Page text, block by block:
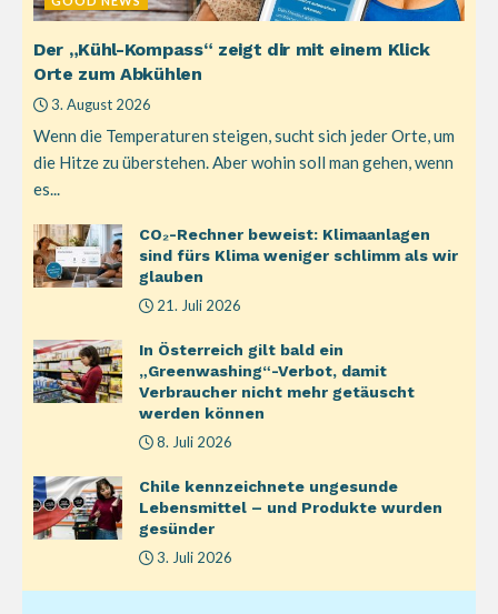
Der „Kühl-Kompass“ zeigt dir mit einem Klick
Orte zum Abkühlen
3. August 2026
Wenn die Temperaturen steigen, sucht sich jeder Orte, um
die Hitze zu überstehen. Aber wohin soll man gehen, wenn
es...
CO₂-Rechner beweist: Klimaanlagen
sind fürs Klima weniger schlimm als wir
glauben
21. Juli 2026
In Österreich gilt bald ein
„Greenwashing“-Verbot, damit
Verbraucher nicht mehr getäuscht
werden können
8. Juli 2026
Chile kennzeichnete ungesunde
Lebensmittel – und Produkte wurden
gesünder
3. Juli 2026